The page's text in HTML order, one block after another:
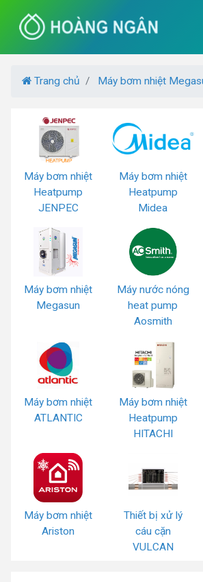
Trang chủ Máy bơm nhiệt
Máy bơm nhiệt
Heatpump
JENPEC
Máy bơm nhiệt
Heatpump
Midea
Máy bơm nhiệt
Megasun
Máy nước nóng
heat pump
Aosmith
Máy bơm nhiệt
ATLANTIC
Máy bơm nhiệt
Heatpump
HITACHI
Máy bơm nhiệt
Ariston
Thiết bị xử lý
cáu cặn
VULCAN